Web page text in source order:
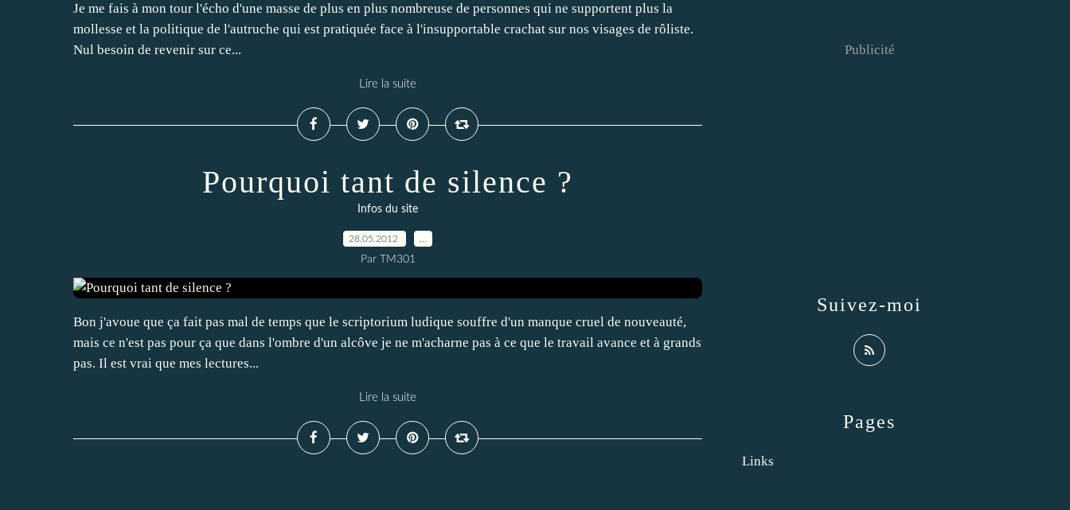
Je me fais à mon tour l'écho d'une masse de plus en plus nombreuse de personnes qui ne supportent plus la
mollesse et la politique de l'autruche qui est pratiquée face à l'insupportable crachat sur nos visages de rôliste.
Nul besoin de revenir sur ce...
Lire la suite
Pourquoi tant de silence ?
Infos du site
28.05.2012
Par TM301
Bon j'avoue que ça fait pas mal de temps que le scriptorium ludique souffre d'un manque cruel de nouveauté,
mais ce n'est pas pour ça que dans l'ombre d'un alcôve je ne m'acharne pas à ce que le travail avance et à grands
pas. Il est vrai que mes lectures...
Lire la suite
Pages
Links
Suivez-moi
Publicité